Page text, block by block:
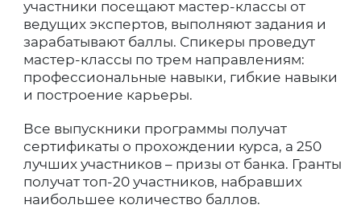
участники посещают мастер-классы от
ведущих экспертов, выполняют задания и
зарабатывают баллы. Спикеры проведут
мастер-классы по трем направлениям:
профессиональные навыки, гибкие навыки
и построение карьеры.
Все выпускники программы получат
сертификаты о прохождении курса, а 250
лучших участников – призы от банка. Гранты
получат топ-20 участников, набравших
наибольшее количество баллов.